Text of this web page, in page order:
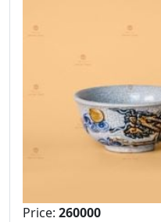
Price: 260000